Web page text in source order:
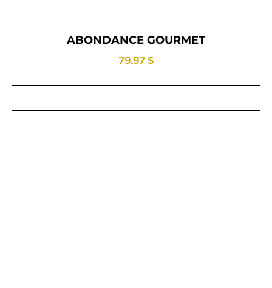
ABONDANCE GOURMET
79.97 $